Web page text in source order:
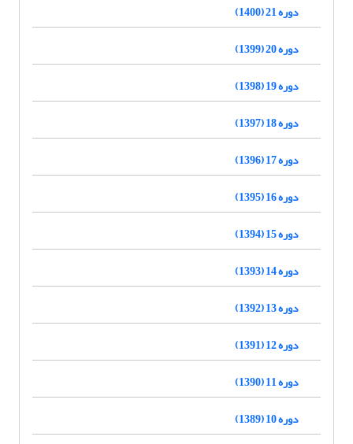
دوره 21 (1400)
دوره 20 (1399)
دوره 19 (1398)
دوره 18 (1397)
دوره 17 (1396)
دوره 16 (1395)
دوره 15 (1394)
دوره 14 (1393)
دوره 13 (1392)
دوره 12 (1391)
دوره 11 (1390)
دوره 10 (1389)